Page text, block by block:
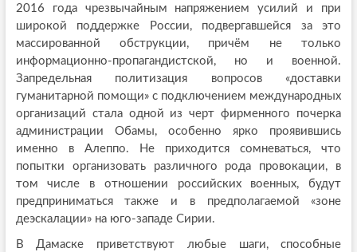
2016 года чрезвычайным напряжением усилий и при
широкой поддержке России, подвергавшейся за это
массированной обструкции, причём не только
информационно-пропагандистской, но и военной.
Запредельная политизация вопросов «доставки
гуманитарной помощи» с подключением международных
организаций стала одной из черт фирменного почерка
администрации Обамы, особенно ярко проявившись
именно в Алеппо. Не приходится сомневаться, что
попытки организовать различного рода провокации, в
том числе в отношении российских военных, будут
предприниматься также и в предполагаемой «зоне
деэскалации» на юго-западе Сирии.
В Дамаске приветствуют любые шаги, способные